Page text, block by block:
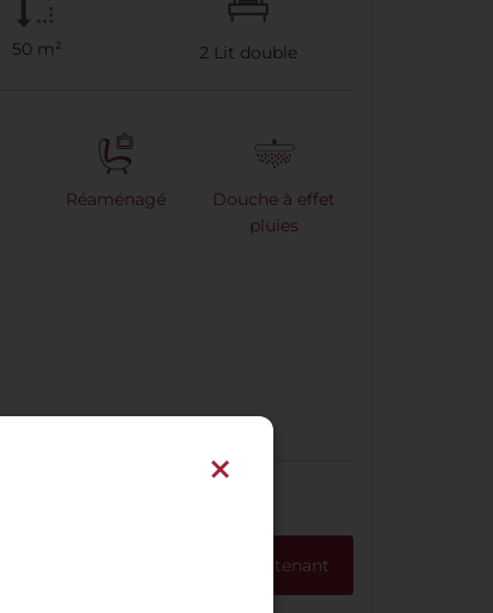
50 m² 2 Lit double
Réaménagé
Douche à effet
pluies
Réservez maintenant